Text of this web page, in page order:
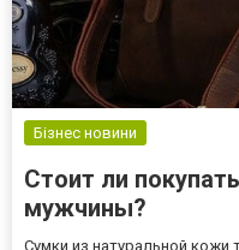
Бізнес новини
Стоит ли
мужчины?
Сумки из натуральной кожи